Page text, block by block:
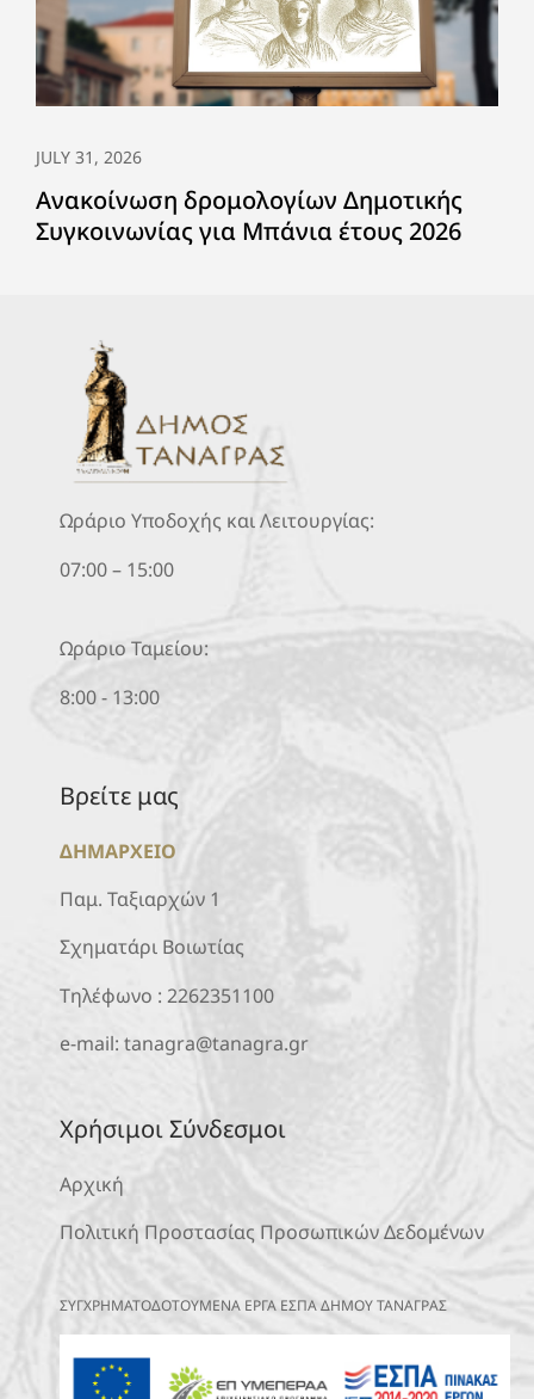
JULY 31, 2026
Ανακοίνωση δρομολογίων Δημοτικής
Συγκοινωνίας για Μπάνια έτους 2026
Ωράριο Υποδοχής και Λειτουργίας:
07:00 – 15:00
Ωράριο Ταμείου:
8:00 - 13:00
Βρείτε μας
ΔΗΜΑΡΧΕΙΟ
Παμ. Ταξιαρχών 1
Σχηματάρι Βοιωτίας
Τηλέφωνο : 2262351100
e-mail: tanagra@tanagra.gr
Χρήσιμοι Σύνδεσμοι
Αρχική
Πολιτική Προστασίας Προσωπικών Δεδομένων
ΣΥΓΧΡΗΜΑΤΟΔΟΤΟΥΜΕΝΑ ΕΡΓΑ ΕΣΠΑ ΔΗΜΟΥ ΤΑΝΑΓΡΑΣ